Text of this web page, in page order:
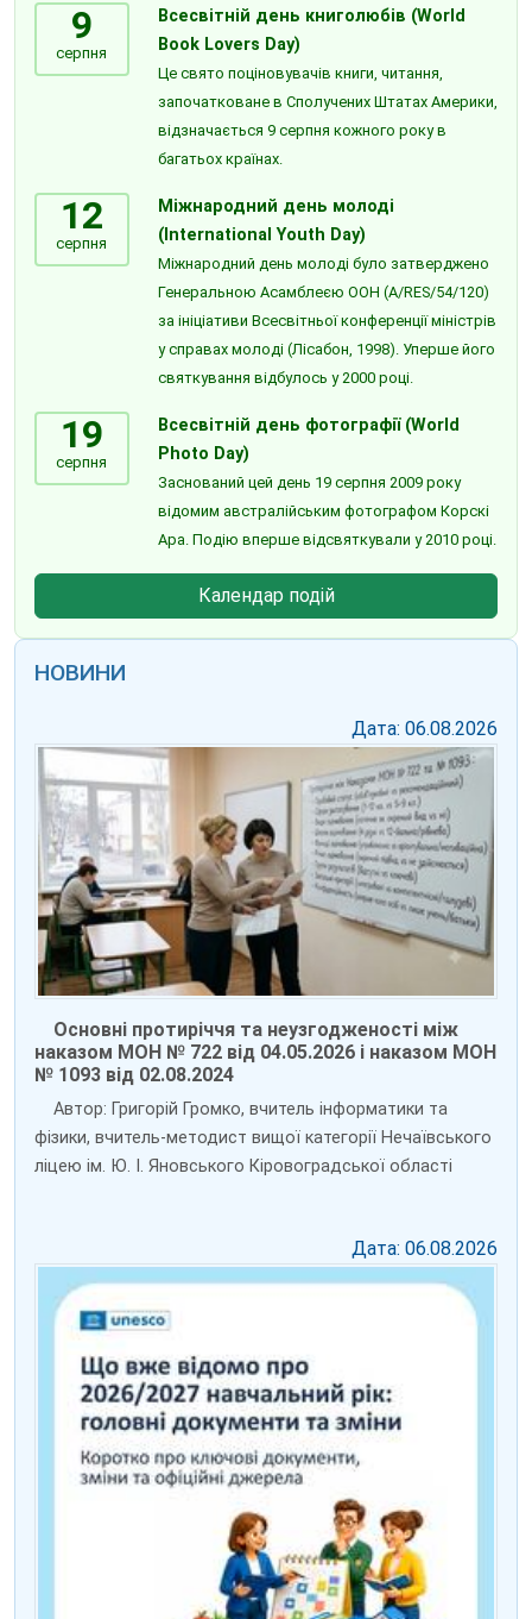
9
серпня
Всесвітній день книголюбів (World
Book Lovers Day)
Це свято поціновувачів книги, читання,
започатковане в Сполучених Штатах Америки,
відзначається 9 серпня кожного року в
багатьох країнах.
12
серпня
Міжнародний день молоді
(International Youth Day)
Міжнародний день молоді було затверджено
Генеральною Асамблеєю ООН (A/RES/54/120)
за ініціативи Всесвітньої конференції міністрів
у справах молоді (Лісабон, 1998). Уперше його
святкування відбулось у 2000 році.
19
серпня
Всесвітній день фотографії (World
Photo Day)
Заснований цей день 19 серпня 2009 року
відомим австралійським фотографом Корскі
Ара. Подію вперше відсвяткували у 2010 році.
Календар подій
НОВИНИ
Дата: 06.08.2026
Основні протиріччя та неузгодженості між
наказом МОН № 722 від 04.05.2026 і наказом МОН
№ 1093 від 02.08.2024
Автор: Григорій Громко, вчитель інформатики та
фізики, вчитель-методист вищої категорії Нечаївського
ліцею ім. Ю. І. Яновського Кіровоградської області
Дата: 06.08.2026